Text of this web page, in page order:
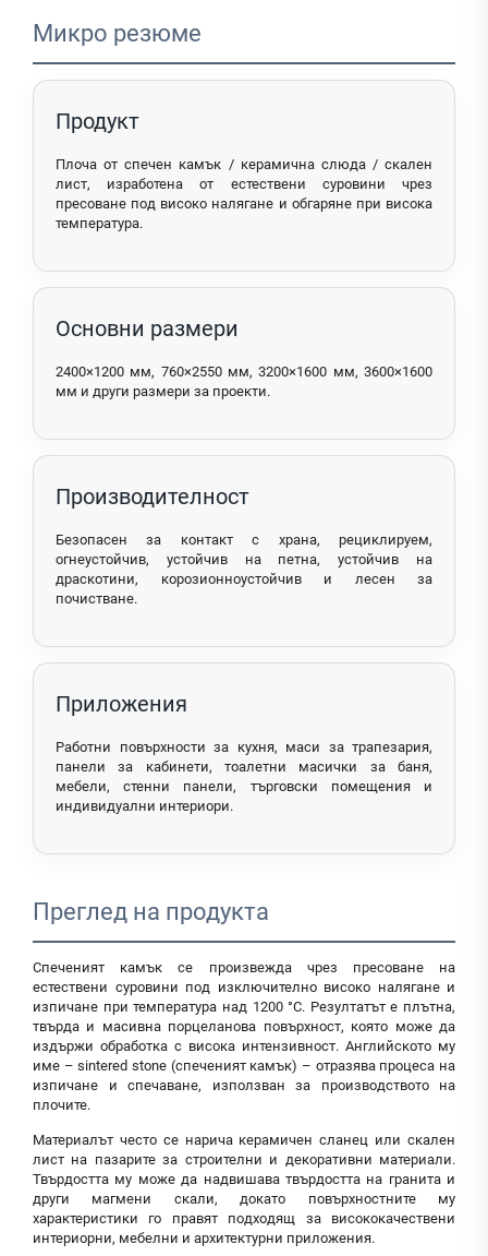
Микро резюме
Продукт
Плоча от спечен камък / керамична слюда / скален
лист, изработена от естествени суровини чрез
пресоване под високо налягане и обгаряне при висока
температура.
Основни размери
2400×1200 мм, 760×2550 мм, 3200×1600 мм, 3600×1600
мм и други размери за проекти.
Производителност
Безопасен за контакт с храна, рециклируем,
огнеустойчив, устойчив на петна, устойчив на
драскотини, корозионноустойчив и лесен за
почистване.
Приложения
Работни повърхности за кухня, маси за трапезария,
панели за кабинети, тоалетни масички за баня,
мебели, стенни панели, търговски помещения и
индивидуални интериори.
Преглед на продукта
Спеченият камък се произвежда чрез пресоване на
естествени суровини под изключително високо налягане и
изпичане при температура над 1200 °C. Резултатът е плътна,
твърда и масивна порцеланова повърхност, която може да
издържи обработка с висока интензивност. Английското му
име – sintered stone (спеченият камък) – отразява процеса на
изпичане и спечаване, използван за производството на
плочите.
Материалът често се нарича керамичен сланец или скален
лист на пазарите за строителни и декоративни материали.
Твърдостта му може да надвишава твърдостта на гранита и
други магмени скали, докато повърхностните му
характеристики го правят подходящ за висококачествени
интериорни, мебелни и архитектурни приложения.